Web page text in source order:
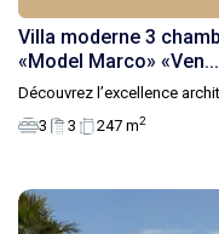
Villa moderne 3
«Model Marco» «Ven...
Découvrez l’excellence
3
3 247 m2